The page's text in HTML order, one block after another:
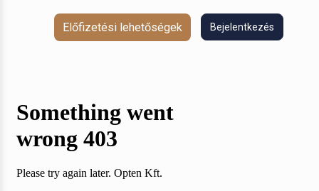
Előfizetési lehetőségek Bejelentkezés